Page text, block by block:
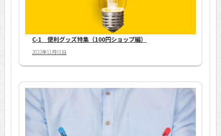
C-1 便利グッズ特集（100円ショップ編）
2022年11月01日